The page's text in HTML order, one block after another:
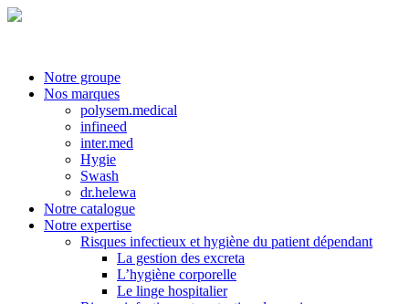
Notre groupe
Nos marques
polysem.medical
infineed
inter.med
Hygie
Swash
dr.helewa
Notre catalogue
Notre expertise
Risques infectieux et hygiène du patient dépendant
La gestion des excreta
L’hygiène corporelle
Le linge hospitalier